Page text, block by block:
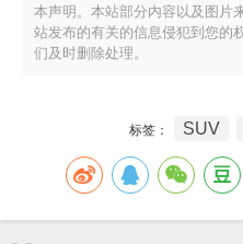
本声明。本站部分内容以及图片
站发布的有关的信息侵犯到您的
们及时删除处理。
标签： SUV